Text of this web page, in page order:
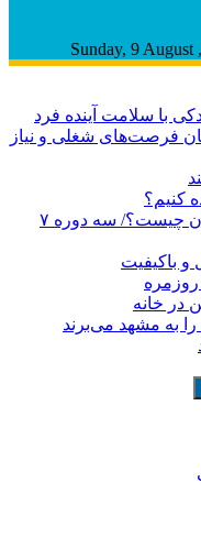
با سلامت آینده فرد
فرصت‌های شغلی و نیاز
کنیم؟
«تربیت صامت» در خصوص کودکان چیست؟/ سه دوره ۷
و باکیفیت
در خانه
به مشهد می‌برند